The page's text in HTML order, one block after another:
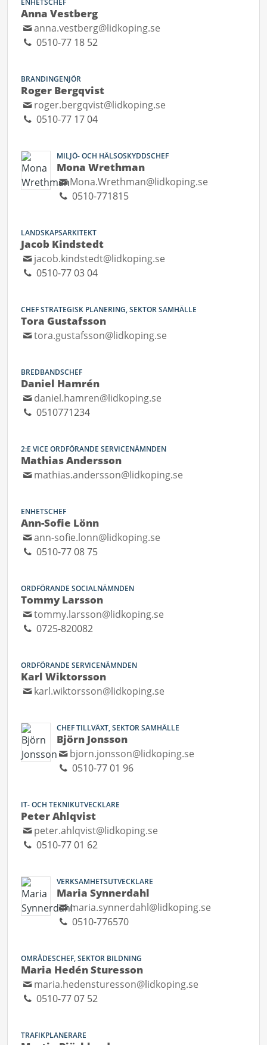
ENHETSCHEF
Anna Vestberg
anna.vestberg@lidkoping.se
0510-77 18 52
BRANDINGENJÖR
Roger Bergqvist
roger.bergqvist@lidkoping.se
0510-77 17 04
MILJÖ- OCH HÄLSOSKYDDSCHEF
Mona Wrethman
Mona.Wrethman@lidkoping.se
0510-771815
LANDSKAPSARKITEKT
Jacob Kindstedt
jacob.kindstedt@lidkoping.se
0510-77 03 04
CHEF STRATEGISK PLANERING, SEKTOR SAMHÄLLE
Tora Gustafsson
tora.gustafsson@lidkoping.se
BREDBANDSCHEF
Daniel Hamrén
daniel.hamren@lidkoping.se
0510771234
2:E VICE ORDFÖRANDE SERVICENÄMNDEN
Mathias Andersson
mathias.andersson@lidkoping.se
ENHETSCHEF
Ann-Sofie Lönn
ann-sofie.lonn@lidkoping.se
0510-77 08 75
ORDFÖRANDE SOCIALNÄMNDEN
Tommy Larsson
tommy.larsson@lidkoping.se
0725-820082
ORDFÖRANDE SERVICENÄMNDEN
Karl Wiktorsson
karl.wiktorsson@lidkoping.se
CHEF TILLVÄXT, SEKTOR SAMHÄLLE
Björn Jonsson
bjorn.jonsson@lidkoping.se
0510-77 01 96
IT- OCH TEKNIKUTVECKLARE
Peter Ahlqvist
peter.ahlqvist@lidkoping.se
0510-77 01 62
VERKSAMHETSUTVECKLARE
Maria Synnerdahl
maria.synnerdahl@lidkoping.se
0510-776570
OMRÅDESCHEF, SEKTOR BILDNING
Maria Hedén Sturesson
maria.hedensturesson@lidkoping.se
0510-77 07 52
TRAFIKPLANERARE